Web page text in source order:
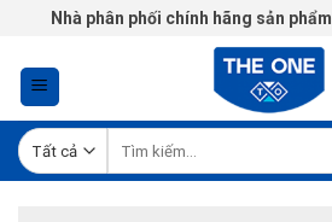
Chuyển
nội
dung
Nhà phân phối chính hãng sản
kiếm: